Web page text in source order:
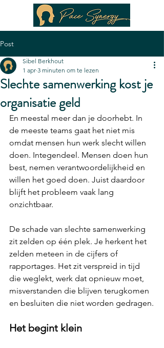
Post
Slechte samenwerking kost je
organisatie geld
Sibel Berkhout
1 apr 3 minuten om te lezen
En meestal meer dan je doorhebt. In
de meeste teams gaat het niet mis
omdat mensen hun werk slecht willen
doen. Integendeel. Mensen doen hun
best, nemen verantwoordelijkheid en
willen het goed doen. Juist daardoor
blijft het probleem vaak lang
onzichtbaar.
De schade van slechte samenwerking
zit zelden op één plek. Je herkent het
zelden meteen in de cijfers of
rapportages. Het zit verspreid in tijd
die weglekt, werk dat opnieuw moet,
misverstanden die blijven terugkomen
en besluiten die niet worden gedragen.
Het begint klein